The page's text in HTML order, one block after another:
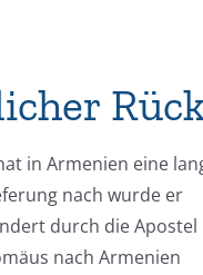
in Armenien eine
nach wurde er
durch die Apostel
nach Armenien